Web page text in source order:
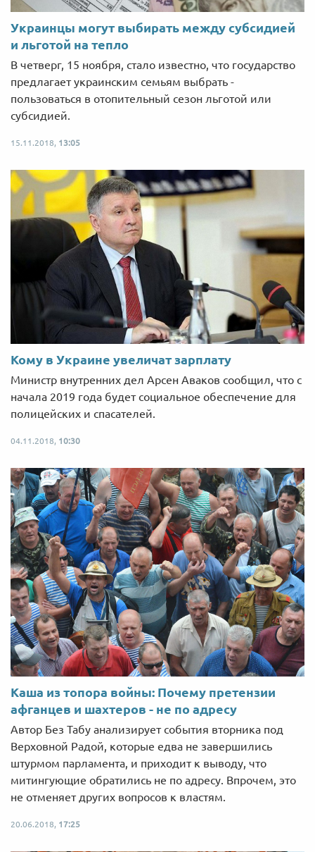
Украинцы могут выбирать между субсидией
и льготой на тепло
В четверг, 15 ноября, стало известно, что государство
предлагает украинским семьям выбрать -
пользоваться в отопительный сезон льготой или
субсидией.
15.11.2018, 13:05
Кому в Украине увеличат зарплату
Министр внутренних дел Арсен Аваков сообщил, что с
начала 2019 года будет социальное обеспечение для
полицейских и спасателей.
04.11.2018, 10:30
Каша из топора войны: Почему претензии
афганцев и шахтеров - не по адресу
Автор Без Табу анализирует события вторника под
Верховной Радой, которые едва не завершились
штурмом парламента, и приходит к выводу, что
митингующие обратились не по адресу. Впрочем, это
не отменяет других вопросов к властям.
20.06.2018, 17:25